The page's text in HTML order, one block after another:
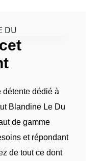
détente dédié à
Blandine Le Du
de gamme
et répondant
de tout ce dont